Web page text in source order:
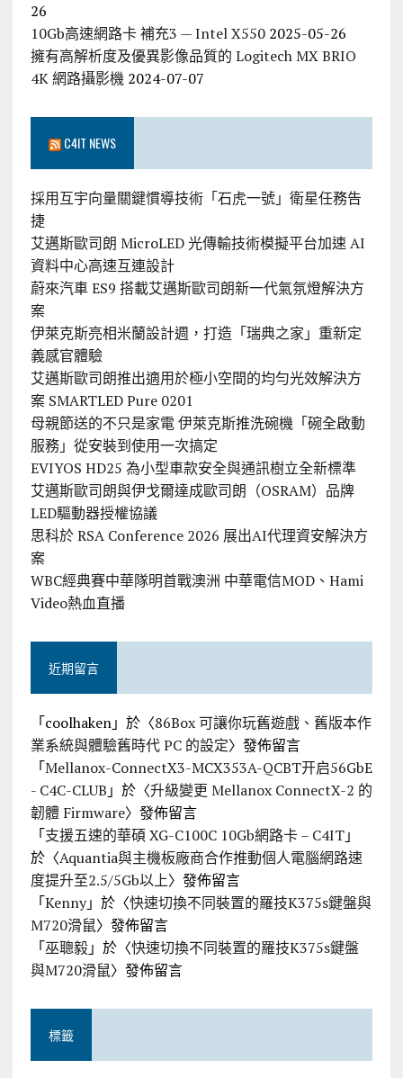
26
10Gb高速網路卡 補充3 — Intel X550 2025-05-26
擁有高解析度及優異影像品質的 Logitech MX BRIO
4K 網路攝影機 2024-07-07
C4IT NEWS
採用互宇向量關鍵慣導技術「石虎一號」衛星任務告
捷
艾邁斯歐司朗 MicroLED 光傳輸技術模擬平台加速 AI
資料中心高速互連設計
蔚來汽車 ES9 搭載艾邁斯歐司朗新一代氣氛燈解決方
案
伊萊克斯亮相米蘭設計週，打造「瑞典之家」重新定
義感官體驗
艾邁斯歐司朗推出適用於極小空間的均勻光效解決方
案 SMARTLED Pure 0201
母親節送的不只是家電 伊萊克斯推洗碗機「碗全啟動
服務」從安裝到使用一次搞定
EVIYOS HD25 為小型車款安全與通訊樹立全新標準
艾邁斯歐司朗與伊戈爾達成歐司朗（OSRAM）品牌
LED驅動器授權協議
思科於 RSA Conference 2026 展出AI代理資安解決方
案
WBC經典賽中華隊明首戰澳洲 中華電信MOD、Hami
Video熱血直播
近期留言
「coolhaken」於〈86Box 可讓你玩舊遊戲、舊版本作
業系統與體驗舊時代 PC 的設定〉發佈留言
「Mellanox-ConnectX3-MCX353A-QCBT开启56GbE
- C4C-CLUB 」於〈升級變更 Mellanox ConnectX-2 的
韌體 Firmware〉發佈留言
「支援五速的華碩 XG-C100C 10Gb網路卡 – C4IT」
於〈Aquantia與主機板廠商合作推動個人電腦網路速
度提升至2.5/5Gb以上〉發佈留言
「Kenny」於〈快速切換不同裝置的羅技K375s鍵盤與
M720滑鼠〉發佈留言
「巫聰毅」於〈快速切換不同裝置的羅技K375s鍵盤
與M720滑鼠〉發佈留言
標籤